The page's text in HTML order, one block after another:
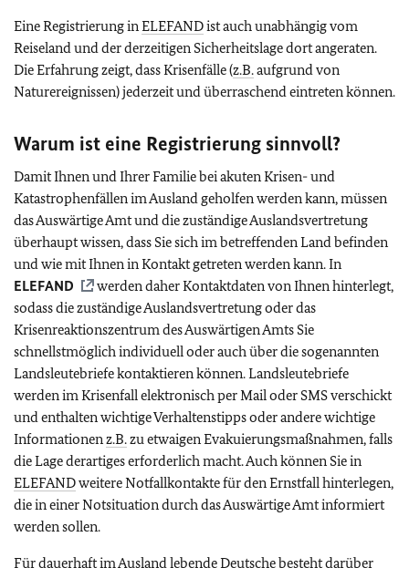
Eine Registrierung inELEFANDist auch unabhängig vom
Reiseland und der derzeitigen Sicherheitslage dort angeraten.
Die Erfahrung zeigt, dass Krisenfälle (z.B.aufgrund von
Naturereignissen) jederzeit und überraschend eintreten können.
Warum ist eine Registrierung sinnvoll?
Damit Ihnen und Ihrer Familie bei akuten Krisen- und
Katastrophenfällen im Ausland geholfen werden kann, müssen
das Auswärtige Amt und die zuständige Auslandsvertretung
überhaupt wissen, dass Sie sich im betreffenden Land befinden
und wie mit Ihnen in Kontakt getreten werden kann. In
ELEFAND
werden daher Kontaktdaten von Ihnen hinterlegt,
sodass die zuständige Auslandsvertretung oder das
Krisenreaktionszentrum des Auswärtigen Amts Sie
schnellstmöglich individuell oder auch über die sogenannten
Landsleutebriefe kontaktieren können. Landsleutebriefe
werden im Krisenfall elektronisch per Mail oder SMS verschickt
und enthalten wichtige Verhaltenstipps oder andere wichtige
Informationenz.B.zu etwaigen Evakuierungsmaßnahmen, falls
die Lage derartiges erforderlich macht. Auch können Sie in
ELEFANDweitere Notfallkontakte für den Ernstfall hinterlegen,
die in einer Notsituation durch das Auswärtige Amt informiert
werden sollen.
Für dauerhaft im Ausland lebende Deutsche besteht darüber